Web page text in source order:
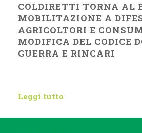
COLDIRETTI TORNA AL
MOBILITAZIONE A
AGRICOLTORI E
MODIFICA DEL CODICE
GUERRA E RINCARI
Leggi tutto